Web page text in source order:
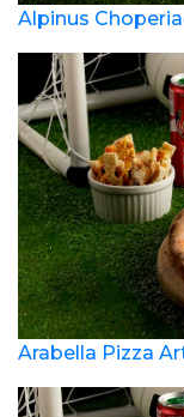
Alpinus
Arabella Pizza